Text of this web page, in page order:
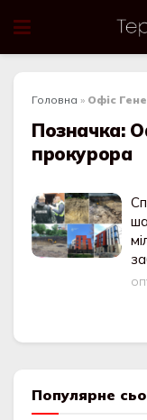
Головна » Офіс
Позначка:
прокурора
Популярне